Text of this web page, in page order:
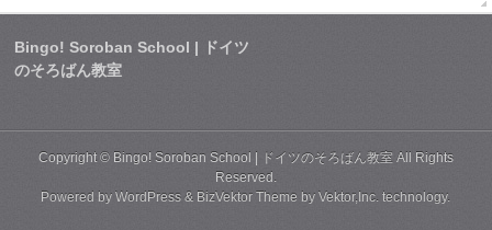
Bingo! Soroban School | ドイツ
のそろばん教室
Copyright © Bingo! Soroban School | ドイツのそろばん教室 All Rights
Reserved.
Powered byWordPress & BizVektor Theme byVektor,Inc. technology.